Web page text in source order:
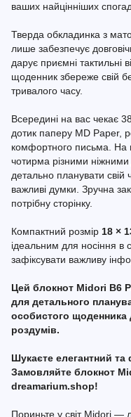
ваших найцінніших
Тверда обкладинка з
лише забезпечує
дарує приємні тактильні
щоденник збереже свій
тривалого часу.
Всередині на вас чекає
дотик паперу MD Paper,
комфортного письма. На
чотирма різними
детально планувати свій
важливі думки. Зручна
потрібну сторінку.
Компактний розмір 18 ×
ідеальним для носіння в
зафіксувати важливу
Цей блокнот Midori B6
для детального
особистого щоденника
роздумів.
Шукаєте елегантний
Замовляйте блокнот
dreamarium.shop!
Пориньте у світ Midori —